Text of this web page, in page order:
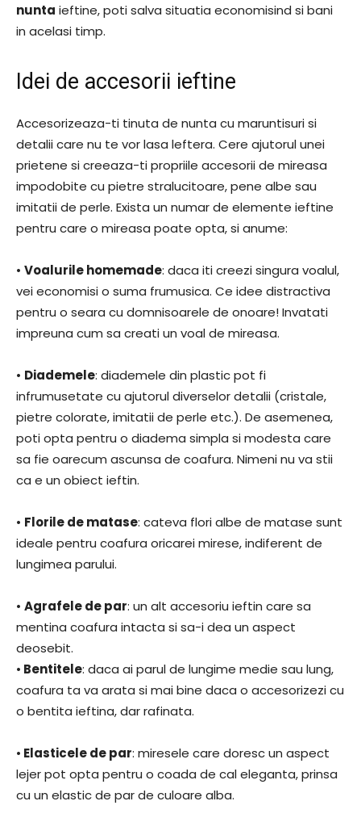
nunta ieftine, poti salva situatia economisind si bani
in acelasi timp.
Idei de accesorii ieftine
Accesorizeaza-ti tinuta de nunta cu maruntisuri si
detalii care nu te vor lasa leftera. Cere ajutorul unei
prietene si creeaza-ti propriile accesorii de mireasa
impodobite cu pietre stralucitoare, pene albe sau
imitatii de perle. Exista un numar de elemente ieftine
pentru care o mireasa poate opta, si anume:
• Voalurile homemade: daca iti creezi singura voalul,
vei economisi o suma frumusica. Ce idee distractiva
pentru o seara cu domnisoarele de onoare! Invatati
impreuna cum sa creati un voal de mireasa.
• Diademele: diademele din plastic pot fi
infrumusetate cu ajutorul diverselor detalii (cristale,
pietre colorate, imitatii de perle etc.). De asemenea,
poti opta pentru o diadema simpla si modesta care
sa fie oarecum ascunsa de coafura. Nimeni nu va stii
ca e un obiect ieftin.
• Florile de matase: cateva flori albe de matase sunt
ideale pentru coafura oricarei mirese, indiferent de
lungimea parului.
• Agrafele de par: un alt accesoriu ieftin care sa
mentina coafura intacta si sa-i dea un aspect
deosebit.
• Bentitele: daca ai parul de lungime medie sau lung,
coafura ta va arata si mai bine daca o accesorizezi cu
o bentita ieftina, dar rafinata.
• Elasticele de par: miresele care doresc un aspect
lejer pot opta pentru o coada de cal eleganta, prinsa
cu un elastic de par de culoare alba.